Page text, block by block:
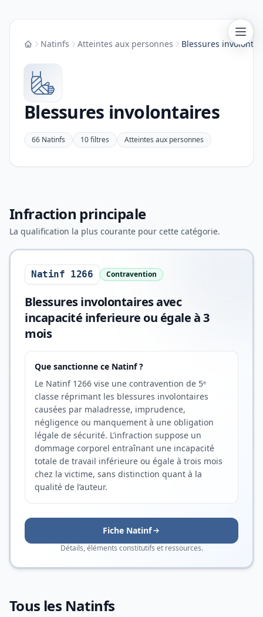
AccueilNatinfs Atteintes aux personnes Blessures
Blessures involontaires
66 Natinfs 10 filtres Atteintes aux personnes
Infraction principale
La qualification la plus courante pour cette catégorie.
Natinf 1266 Contravention
Blessures involontaires avec
incapacité inferieure ou égale à 3
mois
Que sanctionne ce Natinf ?
Le Natinf 1266 vise une contravention de 5ᵉ
classe réprimant les blessures involontaires
causées par maladresse, imprudence,
négligence ou manquement à une obligation
légale de sécurité. L’infraction suppose un
dommage corporel entraînant une incapacité
totale de travail inférieure ou égale à trois mois
chez la victime, sans distinction quant à la
qualité de l’auteur.
Fiche Natinf
Détails, éléments constitutifs et ressources.
Tous les Natinfs